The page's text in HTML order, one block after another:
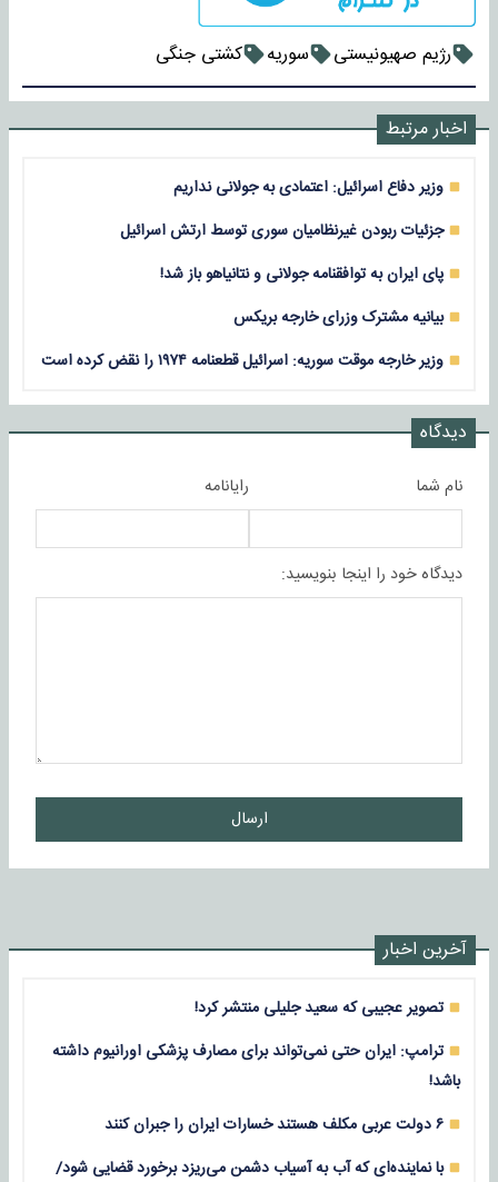
رژیم صهیونیستی سوریه کشتی جنگی
اخبار مرتبط
وزیر دفاع اسرائیل: اعتمادی به جولانی نداریم
جزئیات ربودن غیرنظامیان سوری توسط ارتش اسرائیل
پای ایران به توافقنامه جولانی و نتانیاهو باز شد!
بیانیه مشترک وزرای خارجه بریکس
وزیر خارجه موقت سوریه: اسرائیل قطعنامه ۱۹۷۴ را نقض کرده است
دیدگاه
نام شما رایانامه
دیدگاه خود را اینجا بنویسید:
ارسال
آخرین اخبار
تصویر عجیبی که سعید جلیلی منتشر کرد!
ترامپ: ایران حتی نمی‌تواند برای مصارف پزشکی اورانیوم داشته
باشد!
۶ دولت عربی مکلف هستند خسارات ایران را جبران کنند
با نماینده‌ای که آب به آسیاب دشمن می‌ریزد برخورد قضایی شود/